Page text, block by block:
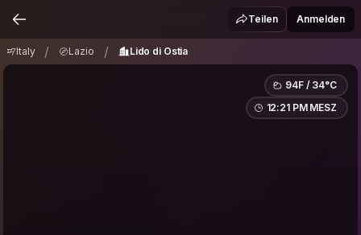
Teilen Anmelden
Italy / Lazio / Lido di Ostia
94F / 34°C
12:21 PM MESZ